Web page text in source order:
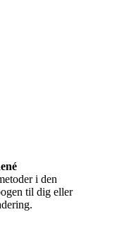
i den
til dig eller